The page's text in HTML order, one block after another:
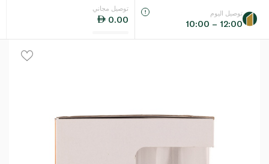
اللغة عر توصيل مجاني
0.00
توصيل اليوم
10:00 – 12:00